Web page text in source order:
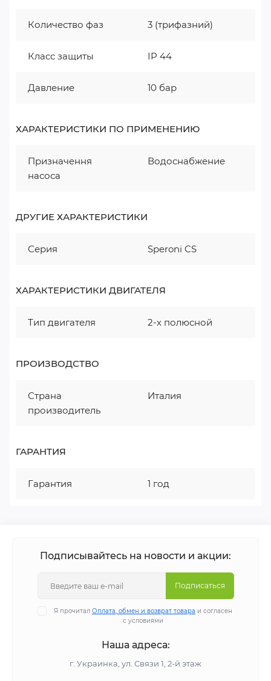
Количество фаз 3 (трифазний)
Класс защиты IP 44
Давление 10 бар
ХАРАКТЕРИСТИКИ ПО ПРИМЕНЕНИЮ
Призначення
насоса
Водоснабжение
ДРУГИЕ ХАРАКТЕРИСТИКИ
Серия Speroni CS
ХАРАКТЕРИСТИКИ ДВИГАТЕЛЯ
Тип двигателя 2-х полюсной
ПРОИЗВОДСТВО
Страна
производитель
Италия
ГАРАНТИЯ
Гарантия 1 год
Подписывайтесь на новости и акции:
Подписаться
Я прочитал Оплата, обмен и возврат товара и согласен
с условиями
Наша адреса:
г. Украинка, ул. Связи 1, 2-й этаж